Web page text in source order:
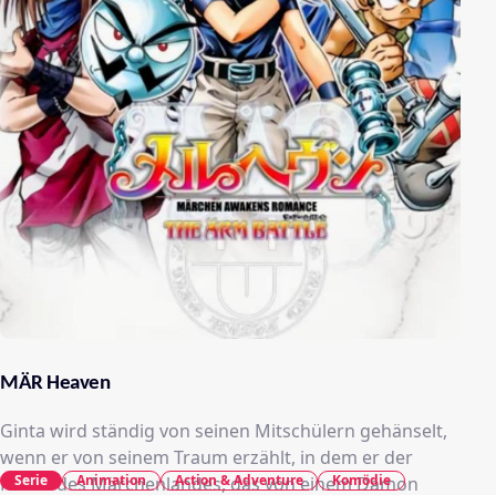
MÄR Heaven
Ginta wird ständig von seinen Mitschülern gehänselt,
wenn er von seinem Traum erzählt, in dem er der
Retter des Märchenlandes, das von einem Dämon
Serie Animation Action & Adventure Komödie